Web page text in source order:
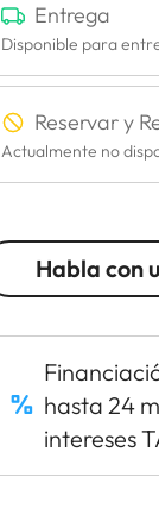
Entrega
Disponible para
Reservar y
Actualmente no
Habla con
hasta 24
intereses